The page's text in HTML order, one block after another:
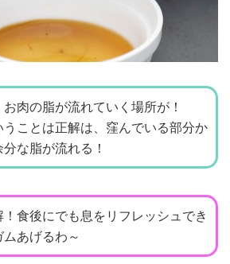
お肉の脂が流れていく場所が！
うことは正解は、窪んでいる部分か
分な脂が流れる！
！食後にでも息をリフレッシュでき
ムあげるわ～